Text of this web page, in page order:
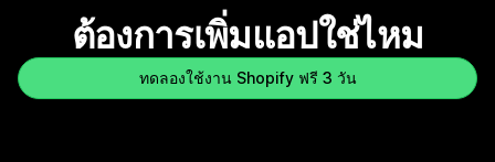
ต้องการเพิ่มแอปใช่ไหม
ทดลองใช้งาน Shopify ฟรี 3 วัน